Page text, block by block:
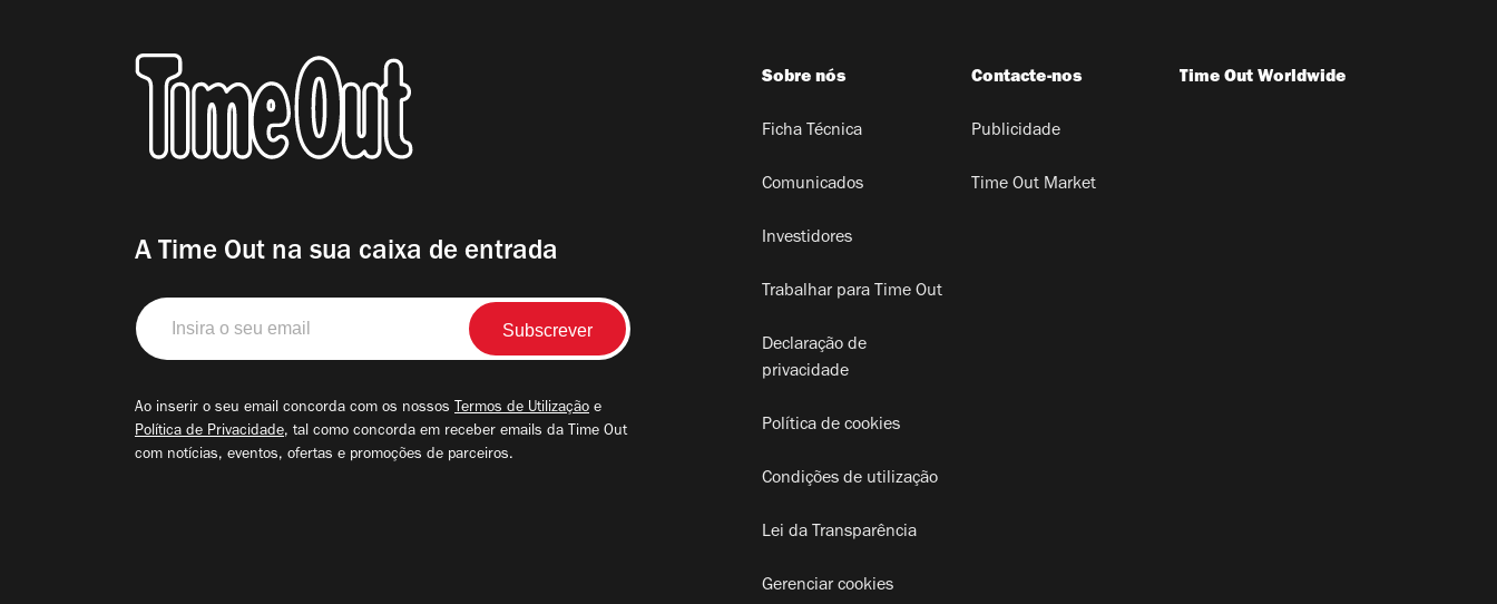
A Time Out na sua caixa de entrada
Insira
o
seu
Ao inserir o seu email concorda com os nossos Termos de Utilização e
Política de Privacidade, tal como concorda em receber emails da Time Out
com notícias, eventos, ofertas e promoções de parceiros.
Sobre nós
Ficha Técnica
Comunicados
Investidores
Trabalhar para Time Out
Declaração de
privacidade
Política de cookies
Condições de utilização
Lei da Transparência
Gerenciar cookies
Contacte-nos
Publicidade
Time Out Market
Time Out Worldwide